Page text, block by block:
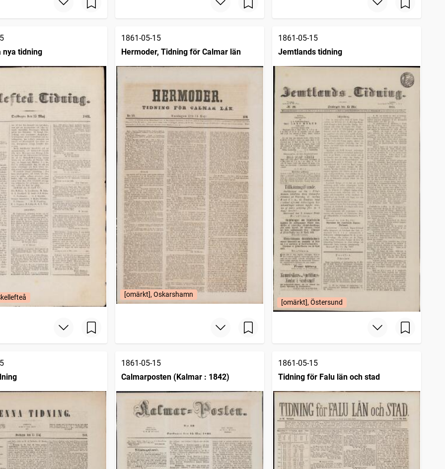
nya tidning
1861-05-15
Hermoder, Tidning för Calmar län
[omärkt], Oskarshamn
1861-05-15
Jemtlands tidning
[omärkt], Östersund
1861-05-15
Calmarposten (Kalmar : 1842)
1861-05-15
Tidning för Falu län och stad